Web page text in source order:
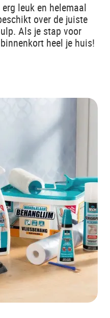
leuk en helemaal
over de juiste
Als je stap voor
heel je huis!